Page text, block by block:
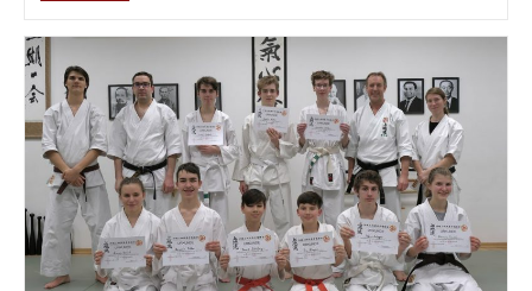
5.Dan
In
Budapest
Februar
2020